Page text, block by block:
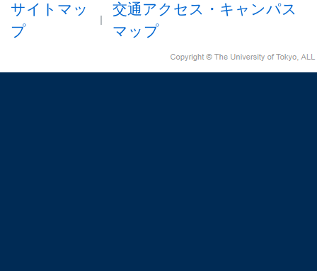
サイトマッ
プ
交通アクセス・キャンパス
マップ